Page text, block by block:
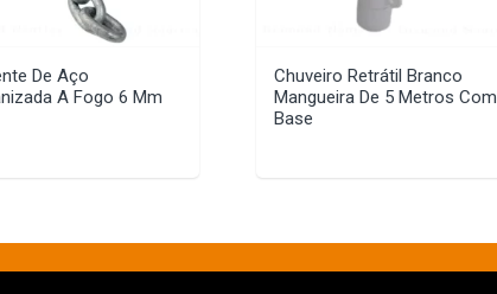
De Aço
A Fogo 6 Mm
Chuveiro Retrátil Branco
Mangueira De 5 Metros Com
Base